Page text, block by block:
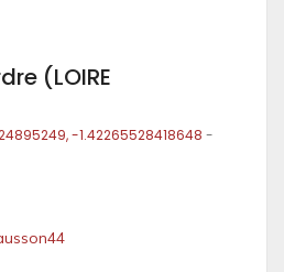
(LOIRE
-1.42265528418648 -